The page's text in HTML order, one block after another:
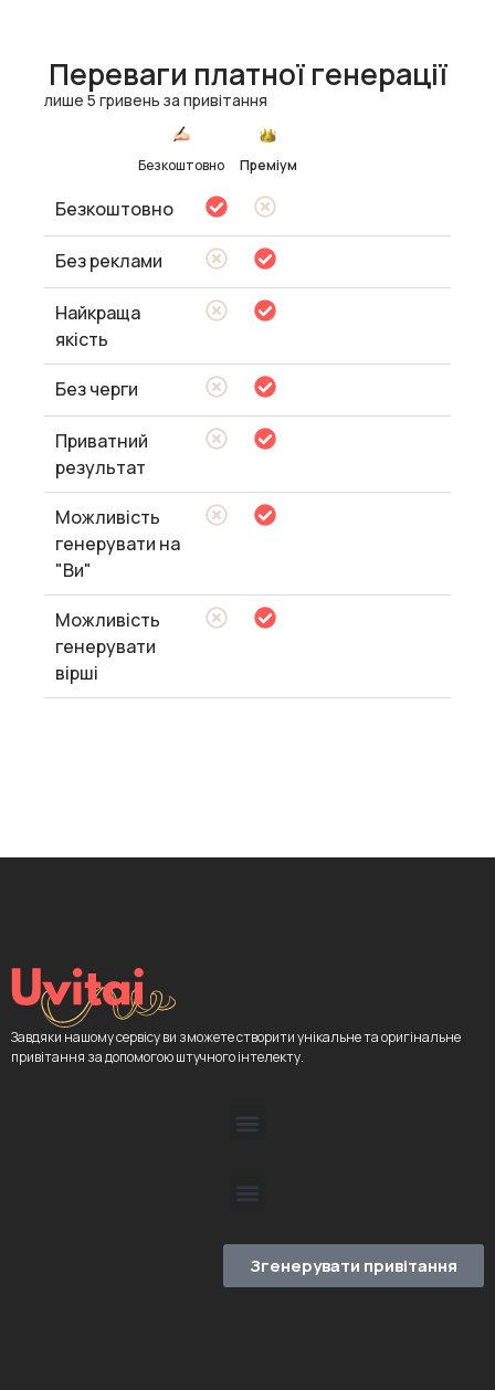
Переваги платної генерації
лише 5 гривень за привітання
Безкоштовно Преміум
Безкоштовно
Без реклами
Найкраща
якість
Без черги
Приватний
результат
Можливість
генерувати на
"Ви"
Можливість
генерувати
вірші
Завдяки нашому сервісу ви зможете створити унікальне та оригінальне
привітання за допомогою штучного інтелекту.
Згенерувати привітання